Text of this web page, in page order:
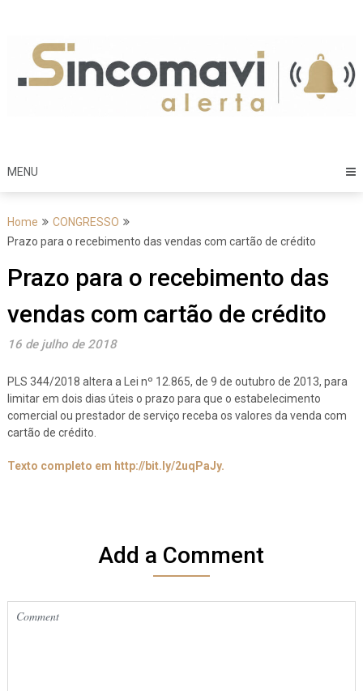
content
MENU
Home
CONGRESSO
Prazo para o recebimento das vendas com cartão de crédito
Prazo para o recebimento das
vendas com cartão de crédito
16 de julho de 2018
PLS 344/2018 altera a Lei nº 12.865, de 9 de outubro de 2013, para
limitar em dois dias úteis o prazo para que o estabelecimento
comercial ou prestador de serviço receba os valores da venda com
cartão de crédito.
Texto completo em http://bit.ly/2uqPaJy.
Add a Comment